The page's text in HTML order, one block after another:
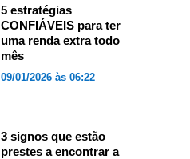
5 estratégias
CONFIÁVEIS para ter
uma renda extra todo
mês
09/01/2026 às 06:22
3 signos que estão
prestes a encontrar a